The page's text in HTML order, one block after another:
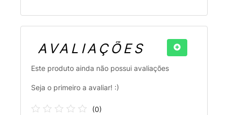
AVALIAÇÕES
Este produto ainda não possui avaliações
Seja o primeiro a avaliar! :)
(0)